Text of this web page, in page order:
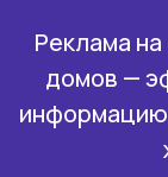
Реклама
домов —
информацию